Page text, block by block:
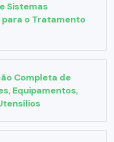
Sistemas
o Tratamento
Completa de
Equipamentos,